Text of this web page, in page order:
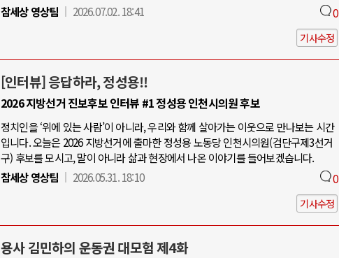
참세상 영상팀
2026.07.02. 18:41 0
기사수정
[인터뷰] 응답하라, 정성용!!
2026 지방선거 진보후보 인터뷰 #1 정성용 인천시의원 후보
정치인을 ‘위에 있는 사람’이 아니라, 우리와 함께 살아가는 이웃으로 만나보는 시간
입니다. 오늘은 2026 지방선거에 출마한 정성용 노동당 인천시의원(검단구제3선거
구) 후보를 모시고, 말이 아니라 삶과 현장에서 나온 이야기를 들어보겠습니다.
참세상 영상팀
2026.05.31. 18:10 0
기사수정
용사 김민하의 운동권 대모험 제4화